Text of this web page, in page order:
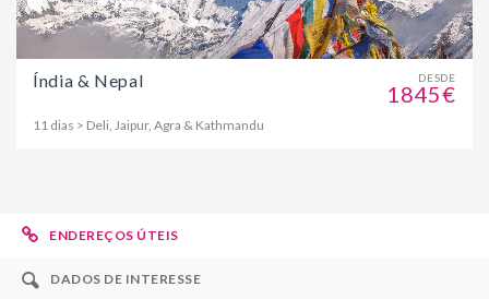
DESDE
1845€
Índia & Nepal
11 dias > Deli, Jaipur, Agra & Kathmandu
ENDEREÇOS ÚTEIS
DADOS DE INTERESSE